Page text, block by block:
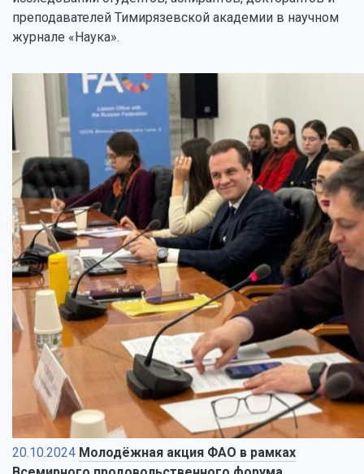
преподавателей Тимирязевской академии в научном
журнале «Наука».
20.10.2024 Молодёжная акция ФАО в рамках